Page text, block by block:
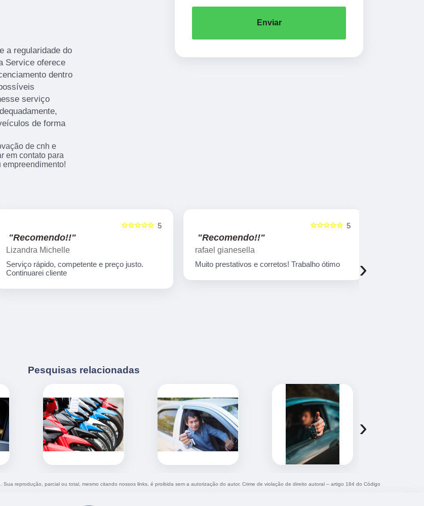
a regularidade do
Service oferece
dentro
serviço
de forma
de cnh e
em contato para
empreendimento!
Enviar
5
☆☆☆☆☆
"Recomendo!!"
Lizandra Michelle
Serviço rápido, competente e preço justo.
Continuarei cliente
5
☆☆☆☆☆
"Recomendo!!"
rafael gianesella
Muito prestativos e corretos! Trabalho ótimo
›
Pesquisas relacionadas
›
Sua reprodução, parcial ou total, mesmo citando nossos links, é proibida sem a autorização do autor. Crime de violação de direito autoral – artigo 184 do Código